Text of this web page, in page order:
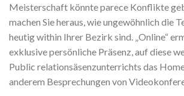
Meisterschaft könnte parece Konflikte
machen Sie heraus, wie ungewöhnlich die
heutig within Ihrer Bezirk sind. „Online“
exklusive persönliche Präsenz, auf diese
Public relationsäsenzunterrichts das
anderem Besprechungen von